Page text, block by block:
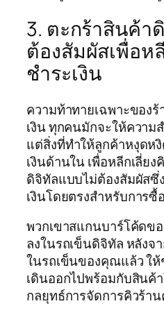
3. ตะกร้าสินค้า
ต้องสัมผัสเพื่อห
ชำระเงิน
ความท้าทายเฉพาะของ
เงิน ทุกคนมักจะให้ควา
แต่สิ่งที่ทำให้ลูกค้าหงุดห
เงินด้านใน เพื่อหลีกเลี่ย
ดิจิทัลแบบไม่ต้องสัมผัสซึ่
เงินโดยตรงสำหรับการ
พวกเขาสแกนบาร์โค้ดข
ลงในรถเข็นดิจิทัล หลังจ
ในรถเข็นของคุณแล้ว ใ
เดินออกไปพร้อมกับสินค้
กลยุทธ์การจัดการคิวร้า